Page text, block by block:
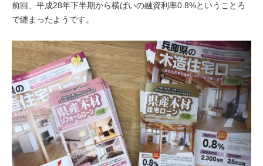
前回、平成28年下半期から横ばいの融資利率0.8%ということろ
で纏まったようです。